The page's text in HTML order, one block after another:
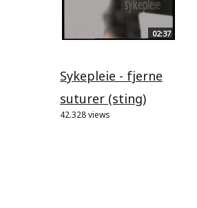
02:37
Sykepleie - fjerne
suturer (sting)
42.328 views